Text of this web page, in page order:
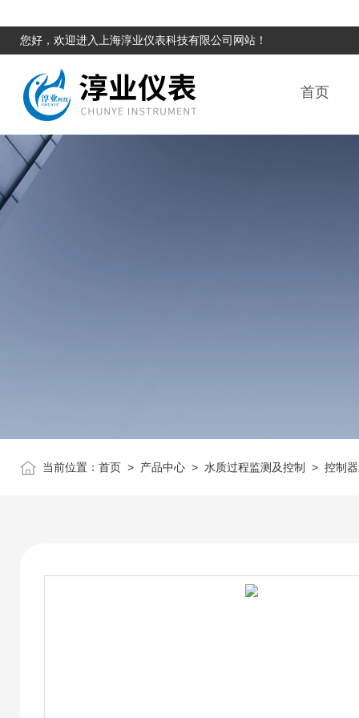
您好，欢迎进入上海淳业仪表科技有限公司网站！
首页
当前位置： 首页 > 产品中心 > 水质过程监测及控制 > 控制